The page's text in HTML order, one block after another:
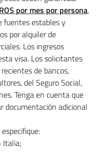
por mes por persona,
fuentes estables y
por alquiler de
Los ingresos
visa. Los solicitantes
de bancos,
del Seguro Social,
Tenga en cuenta que
documentación adicional
Italia;